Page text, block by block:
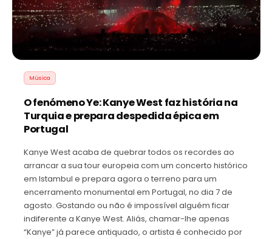
Música
O fenómeno Ye: Kanye West faz história na
Turquia e prepara despedida épica em
Portugal
Kanye West acaba de quebrar todos os recordes ao
arrancar a sua tour europeia com um concerto histórico
em Istambul e prepara agora o terreno para um
encerramento monumental em Portugal, no dia 7 de
agosto. Gostando ou não é impossível alguém ficar
indiferente a Kanye West. Aliás, chamar-lhe apenas
“Kanye” já parece antiquado, o artista é conhecido por